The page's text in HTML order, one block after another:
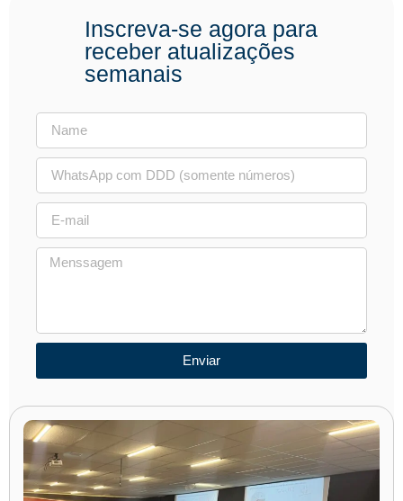
Inscreva-se agora para
receber atualizações
semanais
Enviar